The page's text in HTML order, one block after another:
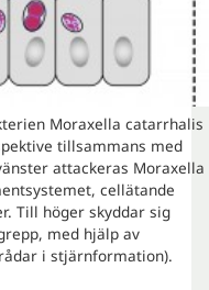
Moraxella catarrhalis
tillsammans med
attackeras Moraxella
cellätande
Till höger skyddar sig
med hjälp av
i stjärnformation).